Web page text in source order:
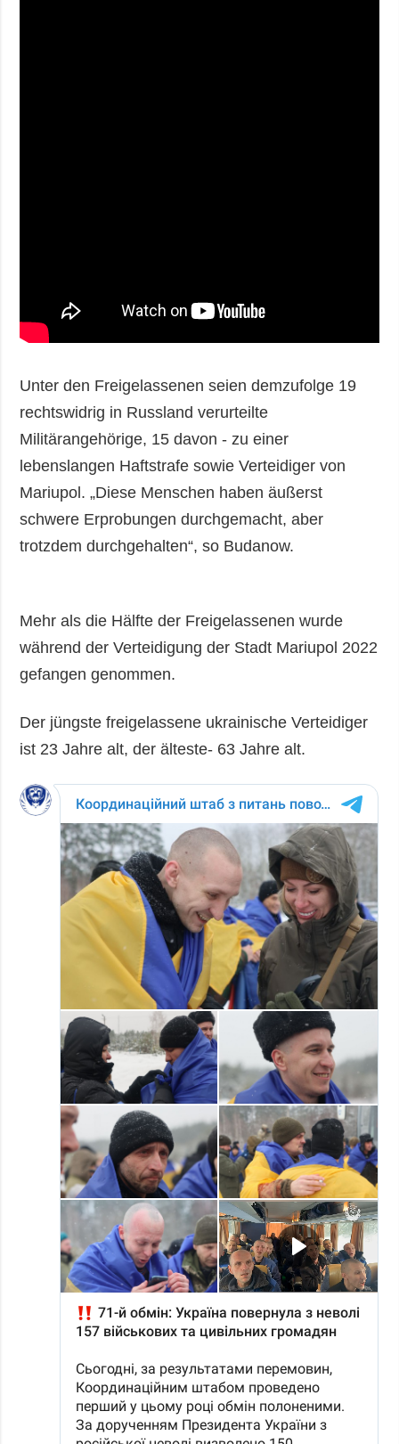
Unter den Freigelassenen seien demzufolge 19
rechtswidrig in Russland verurteilte
Militärangehörige, 15 davon - zu einer
lebenslangen Haftstrafe sowie Verteidiger von
Mariupol. „Diese Menschen haben äußerst
schwere Erprobungen durchgemacht, aber
trotzdem durchgehalten“, so Budanow.
Mehr als die Hälfte der Freigelassenen wurde
während der Verteidigung der Stadt Mariupol 2022
gefangen genommen.
Der jüngste freigelassene ukrainische Verteidiger
ist 23 Jahre alt, der älteste- 63 Jahre alt.